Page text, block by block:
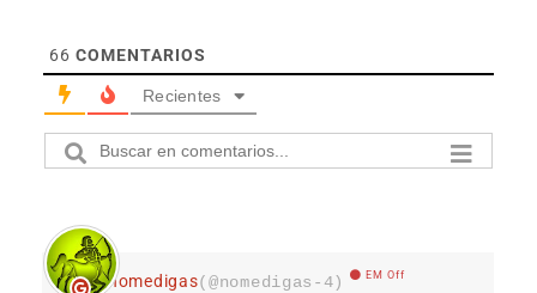
66 COMENTARIOS
Recientes
nomedigas(@nomedigas-4) EM Off